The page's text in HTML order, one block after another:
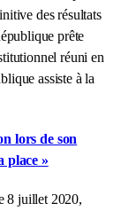
des résultats
prête
réuni en
assiste à la
lors de son
place »
8 juillet 2020,